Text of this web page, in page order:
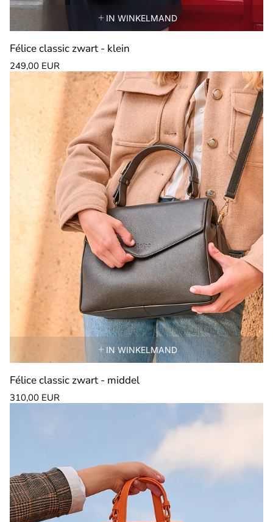
IN WINKELMAND
Félice classic zwart - klein
Normale
prijs
249,00 EUR
IN WINKELMAND
Félice classic zwart - middel
Normale
prijs
310,00 EUR